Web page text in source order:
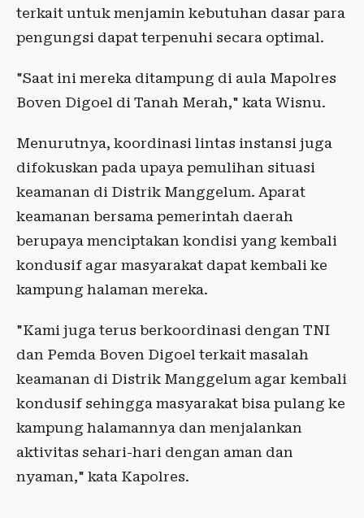
terkait untuk menjamin kebutuhan dasar para
pengungsi dapat terpenuhi secara optimal.
"Saat ini mereka ditampung di aula Mapolres
Boven Digoel di Tanah Merah," kata Wisnu.
Menurutnya, koordinasi lintas instansi juga
difokuskan pada upaya pemulihan situasi
keamanan di Distrik Manggelum. Aparat
keamanan bersama pemerintah daerah
berupaya menciptakan kondisi yang kembali
kondusif agar masyarakat dapat kembali ke
kampung halaman mereka.
"Kami juga terus berkoordinasi dengan TNI
dan Pemda Boven Digoel terkait masalah
keamanan di Distrik Manggelum agar kembali
kondusif sehingga masyarakat bisa pulang ke
kampung halamannya dan menjalankan
aktivitas sehari-hari dengan aman dan
nyaman," kata Kapolres.